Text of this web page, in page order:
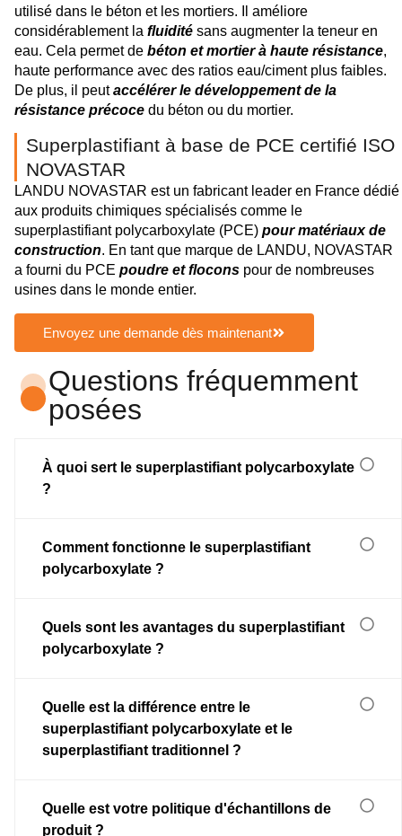
utilisé dans le béton et les mortiers. Il améliore
considérablement la fluidité sans augmenter la teneur en
eau. Cela permet de béton et mortier à haute résistance,
haute performance avec des ratios eau/ciment plus faibles.
De plus, il peutaccélérer le développement de la
résistance précoce du béton ou du mortier.
Superplastifiant à base de PCE certifié ISO
NOVASTAR
LANDU NOVASTAR est un fabricant leader en France dédié
aux produits chimiques spécialisés comme le
superplastifiant polycarboxylate (PCE) pour matériaux de
construction. En tant que marque de LANDU, NOVASTAR
a fourni du PCE poudre et flocons pour de nombreuses
usines dans le monde entier.
Envoyez une demande dès maintenant
Questions fréquemment
posées
À quoi sert le superplastifiant polycarboxylate
?
Comment fonctionne le superplastifiant
polycarboxylate ?
Quels sont les avantages du superplastifiant
polycarboxylate ?
Quelle est la différence entre le
superplastifiant polycarboxylate et le
superplastifiant traditionnel ?
Quelle est votre politique d'échantillons de
produit ?